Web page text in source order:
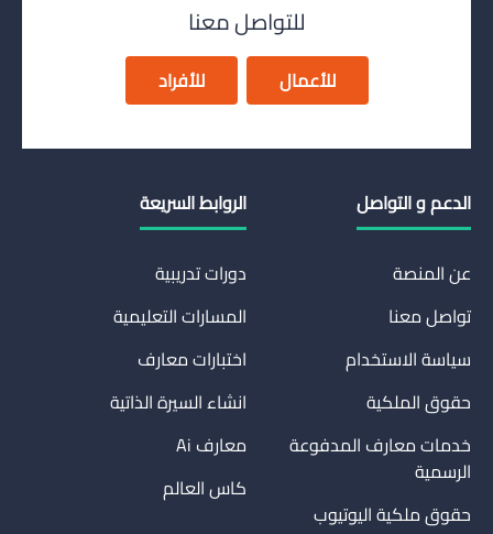
للتواصل معنا
للأعمال للأفراد
الدعم و التواصل
عن المنصة
تواصل معنا
سياسة الاستخدام
حقوق الملكية
خدمات معارف المدفوعة
الرسمية
حقوق ملكية اليوتيوب
الروابط السريعة
دورات تدريبية
المسارات التعليمية
اختبارات معارف
انشاء السيرة الذاتية
معارف Ai
كاس العالم